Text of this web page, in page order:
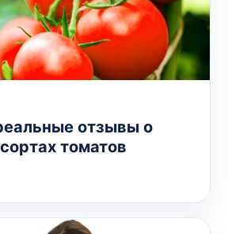
отзывы о
томатов